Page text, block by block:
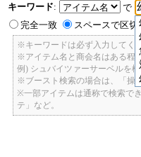
キーワード:
で
完全一致
スペースで区切
※キーワードは必ず入力してく
※アイテム名と商会名はある程
例) シュバイツァーサーベルを
※ブースト検索の場合は、「操
※一部アイテムは通称で検索で
テ」など。